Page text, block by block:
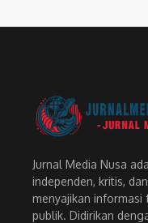
Jurnal Media Nusa
independen, kritis,
menyajikan informasi
publik. Didirikan